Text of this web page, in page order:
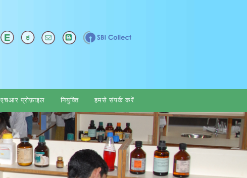
एचआर प्रोफ़ाइल नियुक्ति हमसे संपर्क करें